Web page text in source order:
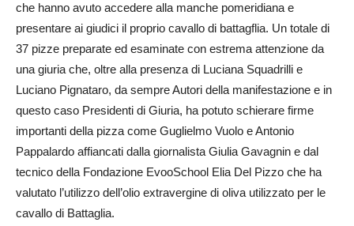
che hanno avuto accedere alla manche pomeridiana e
presentare ai giudici il proprio cavallo di battagflia. Un totale di
37 pizze preparate ed esaminate con estrema attenzione da
una giuria che, oltre alla presenza di Luciana Squadrilli e
Luciano Pignataro, da sempre Autori della manifestazione e in
questo caso Presidenti di Giuria, ha potuto schierare firme
importanti della pizza come Guglielmo Vuolo e Antonio
Pappalardo affiancati dalla giornalista Giulia Gavagnin e dal
tecnico della Fondazione EvooSchool Elia Del Pizzo che ha
valutato l’utilizzo dell’olio extravergine di oliva utilizzato per le
cavallo di Battaglia.